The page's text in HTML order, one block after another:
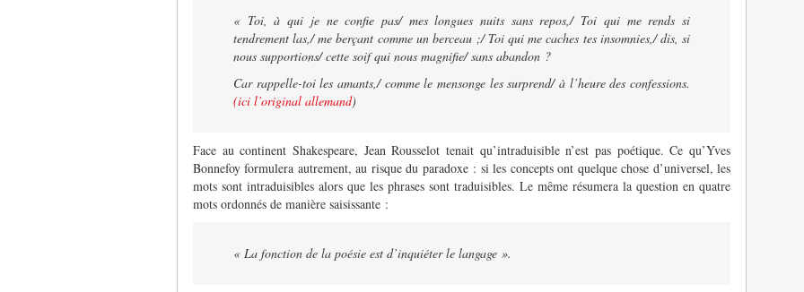
« Toi, à qui je ne confie pas/ mes longues nuits sans repos,/ Toi qui me rends si
tendrement las,/ me berçant comme un berceau ;/ Toi qui me caches tes insomnies,/ dis, si
nous supportions/ cette soif qui nous magnifie/ sans abandon ?
Car rappelle-toi les amants,/ comme le mensonge les surprend/ à l’heure des confessions.
(ici l’original allemand)
Face au continent Shakespeare, Jean Rousselot tenait qu’intraduisible n’est pas poétique. Ce qu’Yves
Bonnefoy formulera autrement, au risque du paradoxe : si les concepts ont quelque chose d’universel, les
mots sont intraduisibles alors que les phrases sont traduisibles. Le même résumera la question en quatre
mots ordonnés de manière saisissante :
« La fonction de la poésie est d’inquiéter le langage ».